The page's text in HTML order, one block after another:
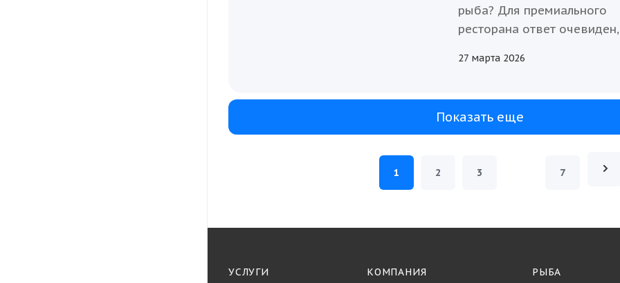
27 марта 2026
рыба? Для премиального
ресторана ответ
кафе с проходимостью в
заведениях на первый
выходят скорость отдачи
Показать еще
1 2 3 7
УСЛУГИ КОМПАНИЯ РЫБА